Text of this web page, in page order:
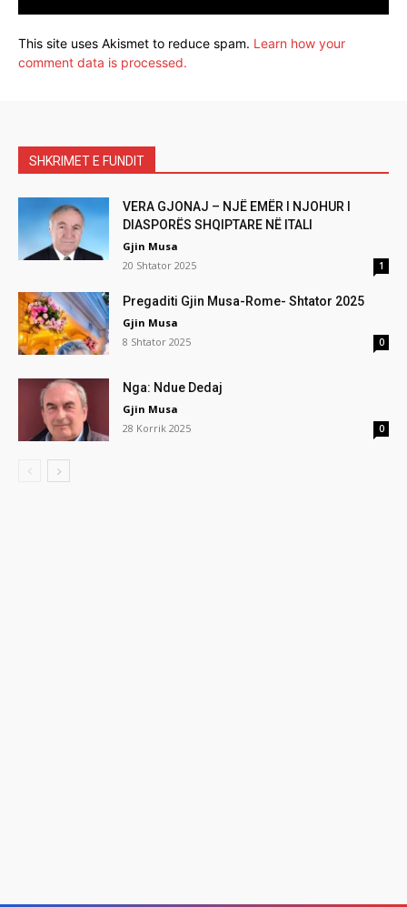
This site uses Akismet to reduce spam. Learn how your
comment data is processed.
SHKRIMET E FUNDIT
VERA GJONAJ – NJË EMËR I NJOHUR I
DIASPORËS SHQIPTARE NË ITALI
Gjin Musa
20 Shtator 2025
1
Pregaditi Gjin Musa-Rome- Shtator 2025
Gjin Musa
8 Shtator 2025
0
Nga: Ndue Dedaj
Gjin Musa
28 Korrik 2025
0